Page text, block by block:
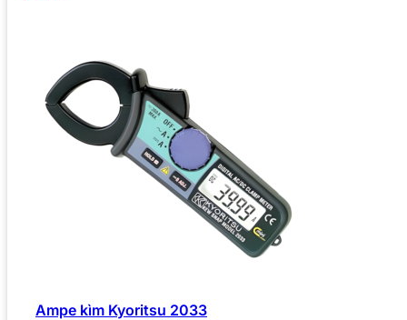
Ampe kìm Kyoritsu 2033